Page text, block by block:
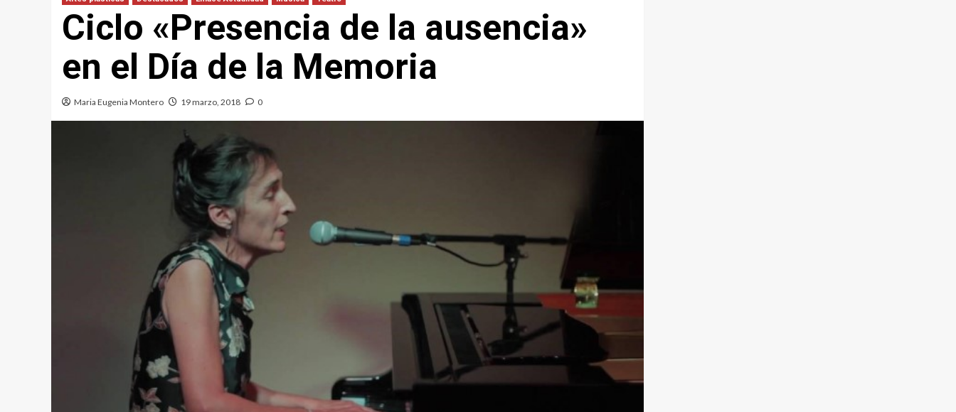
Ciclo «Presencia de la ausencia»
en el Día de la Memoria
Maria Eugenia Montero 19 marzo, 2018 0